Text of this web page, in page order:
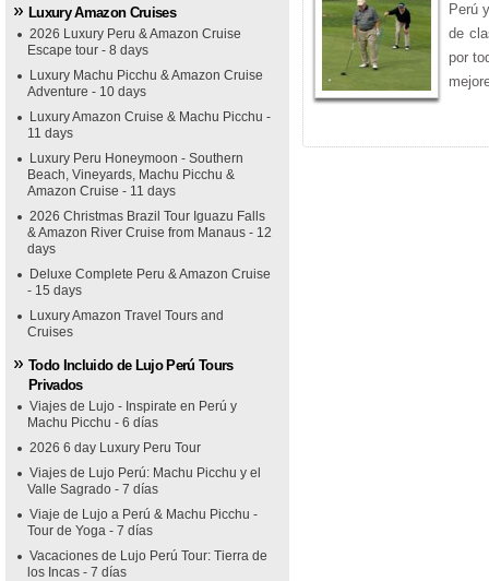
Luxury Amazon Cruises
2026 Luxury Peru & Amazon Cruise
Escape tour - 8 days
Luxury Machu Picchu & Amazon Cruise
Adventure - 10 days
Luxury Amazon Cruise & Machu Picchu -
11 days
Luxury Peru Honeymoon - Southern
Beach, Vineyards, Machu Picchu &
Amazon Cruise - 11 days
2026 Christmas Brazil Tour Iguazu Falls
& Amazon River Cruise from Manaus - 12
days
Deluxe Complete Peru & Amazon Cruise
- 15 days
Luxury Amazon Travel Tours and
Cruises
Todo Incluido de Lujo Perú Tours
Privados
Viajes de Lujo - Inspirate en Perú y
Machu Picchu - 6 días
2026 6 day Luxury Peru Tour
Viajes de Lujo Perú: Machu Picchu y el
Valle Sagrado - 7 días
Viaje de Lujo a Perú & Machu Picchu -
Tour de Yoga - 7 días
Vacaciones de Lujo Perú Tour: Tierra de
los Incas - 7 días
Perú
de
por